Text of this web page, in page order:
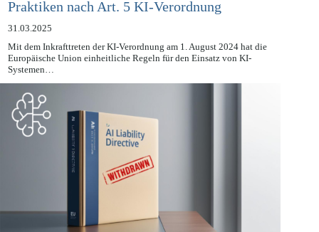
EU-Kommission: Leitlinien über verbotene
Praktiken nach Art. 5 KI-Verordnung
31.03.2025
Mit dem Inkrafttreten der KI-Verordnung am 1. August 2024 hat die
Europäische Union einheitliche Regeln für den Einsatz von KI-
Systemen…